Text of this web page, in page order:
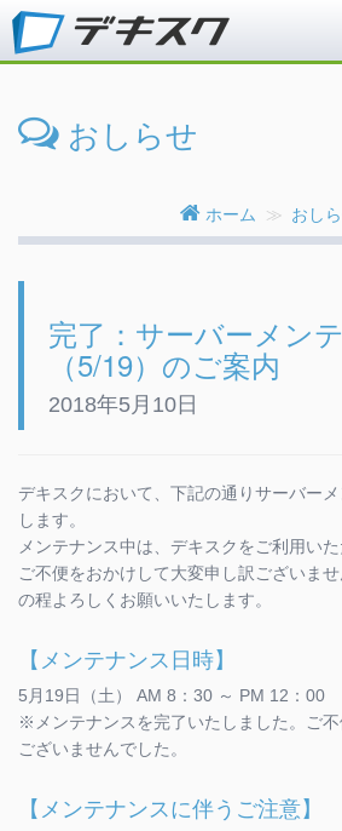
おしらせ
ホーム おし
完了：サーバーメン
（5/19）のご案内
2018年5月10日
デキスクにおいて、下記の通りサーバー
します。
メンテナンス中は、デキスクをご利用いた
ご不便をおかけして大変申し訳ございま
の程よろしくお願いいたします。
【メンテナンス日時】
5月19日（土） AM 8：30 ～ PM 12：00
※メンテナンスを完了いたしました。ご
ございませんでした。
【メンテナンスに伴うご注意】